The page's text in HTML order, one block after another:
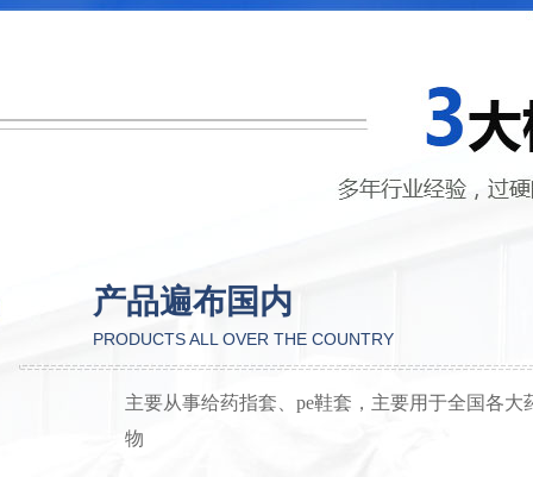
产品遍布国内
PRODUCTS ALL OVER THE COUNTRY
主要从事给药指套、pe鞋套，主要用于全国各大
物